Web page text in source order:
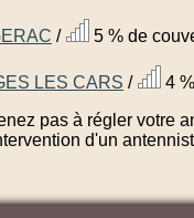
/ 5 % de
LES CARS /
4
pas à régler votre
d'un